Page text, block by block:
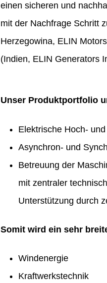
einen sicheren und
mit der Nachfrage Schritt
Herzegowina, ELIN
(Indien, ELIN Generators
Unser Produktportfolio
Elektrische Hoch-
Asynchron- und
Betreuung der
mit zentraler
Unterstützung durch
Somit wird ein sehr
Windenergie
Kraftwerkstechnik